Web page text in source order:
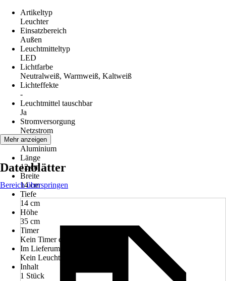
Artikeltyp
Leuchter
Einsatzbereich
Außen
Leuchtmitteltyp
LED
Lichtfarbe
Neutralweiß, Warmweiß, Kaltweiß
Lichteffekte
-
Leuchtmittel tauschbar
Ja
Stromversorgung
Netzstrom
Material
Aluminium
Länge
12 cm
Breite
14 cm
Tiefe
14 cm
Höhe
35 cm
Timer
Kein Timer enthalten
Im Lieferumfang enthalten
Kein Leuchtmittel
Inhalt
1 Stück
Mehr anzeigen
Datenblätter
Bereich überspringen